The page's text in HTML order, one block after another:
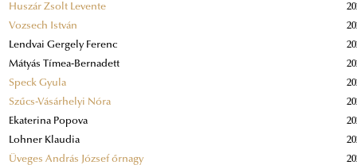
Huszár Zsolt Levente
Vozsech István
Lendvai Gergely Ferenc
Mátyás Tímea-Bernadett
Speck Gyula
Szűcs-Vásárhelyi Nóra
Ekaterina Popova
Lohner Klaudia
Üveges András József őrnagy